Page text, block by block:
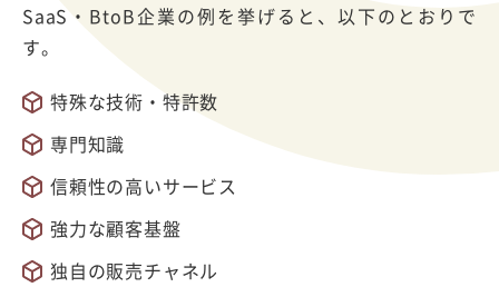
SaaS・BtoB企業の例を挙げると、以下のとおりで
す。
特殊な技術・特許数
専門知識
信頼性の高いサービス
強力な顧客基盤
独自の販売チャネル